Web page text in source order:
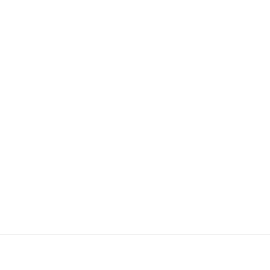
в течение 14 дней после получения (для товаров
в случаях если товар не соответствует
в действующем